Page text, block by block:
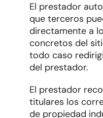
El prestador
que terceros
directamente a
concretos del
todo caso
del prestador.
El prestador
titulares los
de propiedad